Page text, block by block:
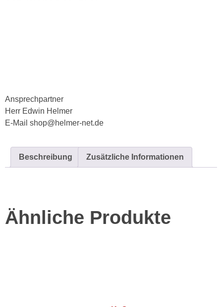
Ansprechpartner
Herr Edwin Helmer
E-Mail shop@helmer-net.de
Beschreibung Zusätzliche Informationen
Ähnliche Produkte